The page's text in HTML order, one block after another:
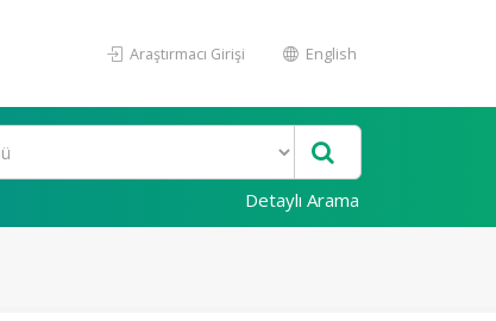
Araştırmacı Girişi English
Detaylı Arama